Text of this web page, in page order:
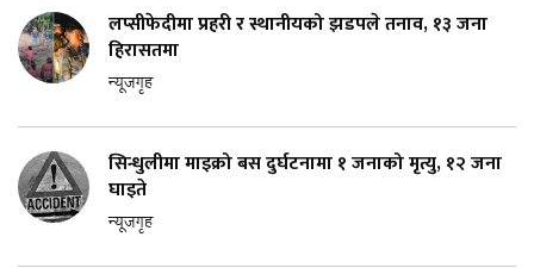
लप्सीफेदीमा प्रहरी र स्थानीयको झडपले तनाव, १३ जना
हिरासतमा
न्यूजगृह
सिन्धुलीमा माइक्रो बस दुर्घटनामा १ जनाको मृत्यु, १२ जना
घाइते
न्यूजगृह